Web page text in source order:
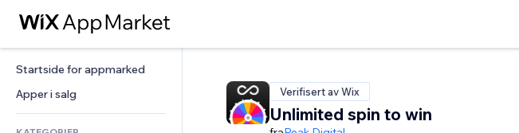
Startside for appmarked
Apper i salg
Verifisert av Wix
Unlimited spin to win